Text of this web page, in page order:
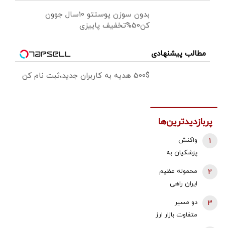
بدون سوزن پوستتو 10سال جوون
کن50%تخفیف پاییزی
مطالب پیشنهادی
500$ هدیه به کاربران جدید،ثبت نام کن
پربازدیدترین‌ها
واکنش
پزشکیان به
استعفا تایید
شد؟
1
محموله عظیم
ایران راهی
2
دو مسیر
متفاوت بازار ارز
3